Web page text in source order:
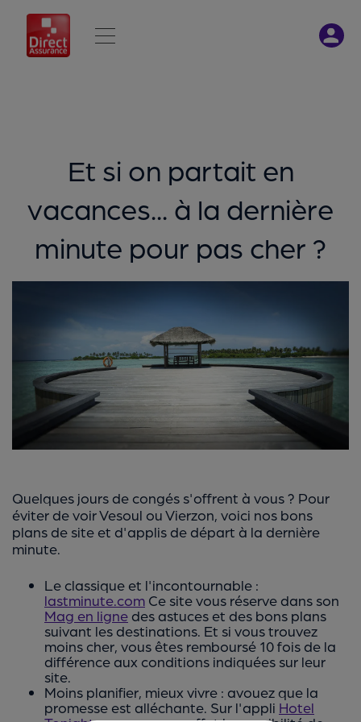
Et si on partait en
vacances... à la dernière
minute pour pas cher ?
Quelques jours de congés s'offrent à vous ? Pour
éviter de voir Vesoul ou Vierzon, voici nos bons
plans de site et d'applis de départ à la dernière
minute.
Le classique et l'incontournable :
lastminute.com Ce site vous réserve dans son
Mag en ligne des astuces et des bons plans
suivant les destinations. Et si vous trouvez
moins cher, vous êtes remboursé 10 fois de la
différence aux conditions indiquées sur leur
site.
Moins planifier, mieux vivre : avouez que la
promesse est alléchante. Sur l'appli Hotel